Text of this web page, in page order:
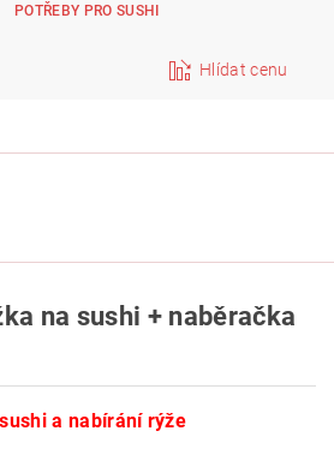
POTŘEBY PRO SUSHI
Hlídat cenu
na sushi + naběračka
a nabírání rýže